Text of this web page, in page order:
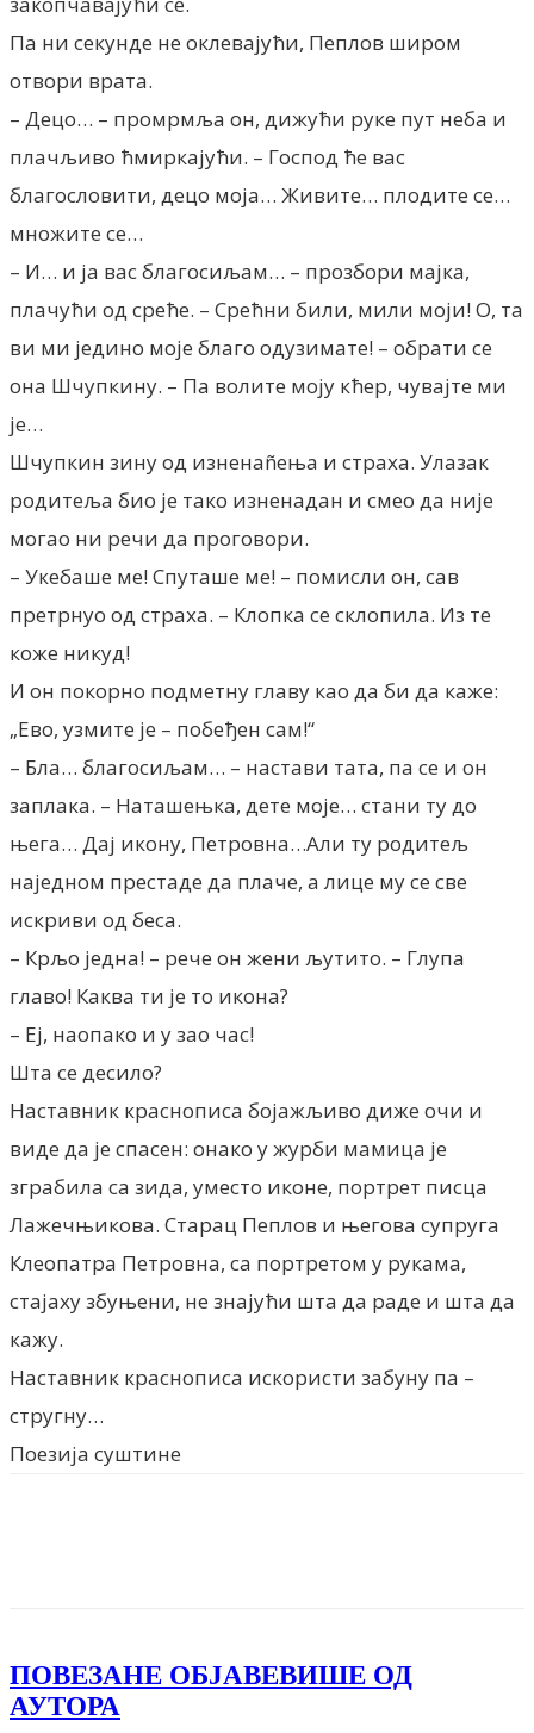
Па ни секунде не оклевајући, Пеплов широм
отвори врата.
– Децо… – промрмља он, дижући руке пут неба и
плачљиво ћмиркајући. – Господ ће вас
благословити, децо моја… Живите… плодите се…
множите се…
– И… и ја вас благосиљам… – прозбори мајка,
плачући од среће. – Срећни били, мили моји! О, та
ви ми једино моје благо одузимате! – обрати се
она Шчупкину. – Па волите моју кћер, чувајте ми
је…
Шчупкин зину од изненаñења и страха. Улазак
родитеља био је тако изненадан и смео да није
могао ни речи да проговори.
– Укебаше ме! Спуташе ме! – помисли он, сав
претрнуо од страха. – Клопка се склопила. Из те
коже никуд!
И он покорно подметну главу као да би да каже:
„Ево, узмите је – побеђен сам!“
– Бла… благосиљам… – настави тата, па се и он
заплака. – Наташењка, дете моје… стани ту до
њега… Дај икону, Петровна…Али ту родитељ
наједном престаде да плаче, а лице му се све
искриви од беса.
– Крљо једна! – рече он жени љутито. – Глупа
главо! Каква ти је то икона?
– Еј, наопако и у зао час!
Шта се десило?
Наставник краснописа бојажљиво диже очи и
виде да је спасен: онако у журби мамица је
зграбила са зида, уместо иконе, портрет писца
Лажечњикова. Старац Пеплов и његова супруга
Клеопатра Петровна, са портретом у рукама,
стајаху збуњени, не знајући шта да раде и шта да
кажу.
Наставник краснописа искористи забуну па –
стругну…
Поезија суштине
ПОВЕЗАНЕ ОБЈАВЕВИШЕ ОД
АУТОРА